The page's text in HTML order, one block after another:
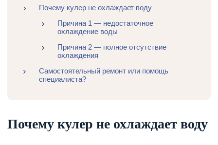
Почему кулер не охлаждает воду
Причина 1 — недостаточное
охлаждение воды
Причина 2 — полное отсутствие
охлаждения
Самостоятельный ремонт или помощь
специалиста?
Почему кулер не охлаждает воду